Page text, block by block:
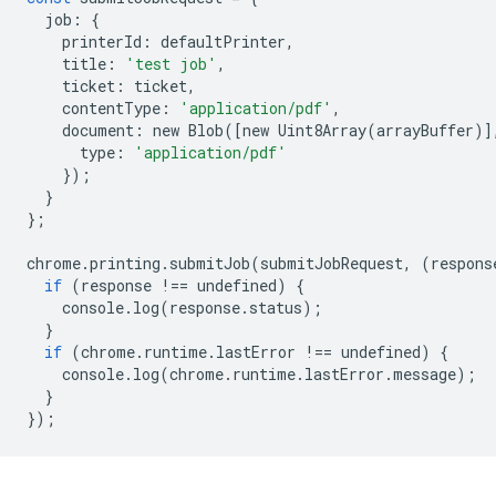
job :
{
printerId : defaultPrinter,
title : 'test job' ,
ticket : ticket,
contentType : 'application/pdf' ,
document : new Blob([new Uint8Array(arrayBuffer
type :
'application/pdf'
});
}
};
chrome.printing . submitJob(submitJobRequest, (
if (response !== undefined)
{
console. log(response. status);
}
if (chrome. runtime. lastError !== undefined)
{
console. log(chrome. runtime. lastError .message);
}
});